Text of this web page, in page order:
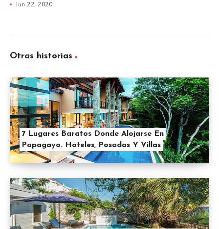
Jun 22, 2020
Otras historias
7 Lugares Baratos Donde Alojarse En
Papagayo. Hoteles, Posadas Y Villas